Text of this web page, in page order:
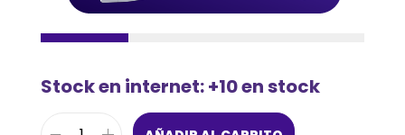
Stock en internet: +10 en stock